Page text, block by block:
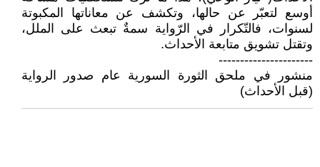
أوسع لتعبّر عن حالها، وتكشف عن معاناتها المكبوتة
لسنوات، فالتّكرار في الرّواية سمةٌ تبعث على الملل،
وتقتل تشويق متابعة الأحداث.
----------------------
منشور في ملحق الثورة السورية عام صدور الرواية
(قبل الأحداث)